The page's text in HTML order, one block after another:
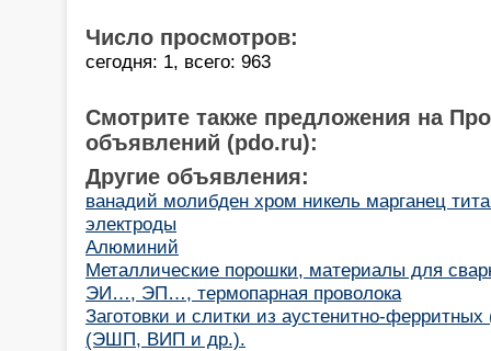
Число просмотров:
сегодня: 1, всего: 963
Смотрите также предложения на
объявлений (pdo.ru):
Другие объявления:
ванадий молибден хром никель марганец
электроды
Алюминий
Металлические порошки, материалы для
ЭИ…, ЭП…, термопарная проволока
Заготовки и слитки из аустенитно-
(ЭШП, ВИП и др.).